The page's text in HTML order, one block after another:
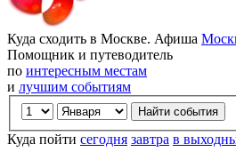
Куда сходить в Москве. Афиша
Помощник и путеводитель
по интересным местам
и лучшим событиям
Куда пойти сегодня завтра в